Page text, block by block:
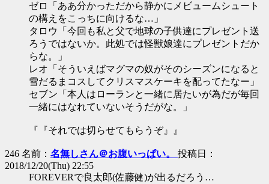
ゼロ「ああ分かっただから静かにメビュームシュート
の構えをこっちに向けるな…」
タロウ「今回も私と父で地球の子供達にプレゼント送
ろうではないか。此処では怪獣娘達にプレゼントだか
らな。」
レオ「そういえばマグマの奴がそのシーズンになると
雪だるまコスしてクリスマスケーキを配ってたなー」
セブン「本人はローランと一緒に居たいが為だが毎回
一緒にはなれていないそうだがな。」
『『それでは切らせてもらうぞ』』
246 名前： 名無しさん＠お腹いっぱい。 投稿日：
2018/12/20(Thu) 22:55
FOREVERで良太郎(佐藤健)が出るだろう…